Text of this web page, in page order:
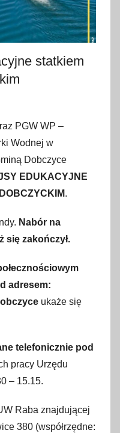
statkiem
PGW WP –
Wodnej w
Dobczyce
EDUKACYJNE
.
Nabór na
się zakończył.
adresem:
ukaże się
telefonicznie pod
pracy Urzędu
– 15.15.
Raba znajdującej
380 (współrzędne: